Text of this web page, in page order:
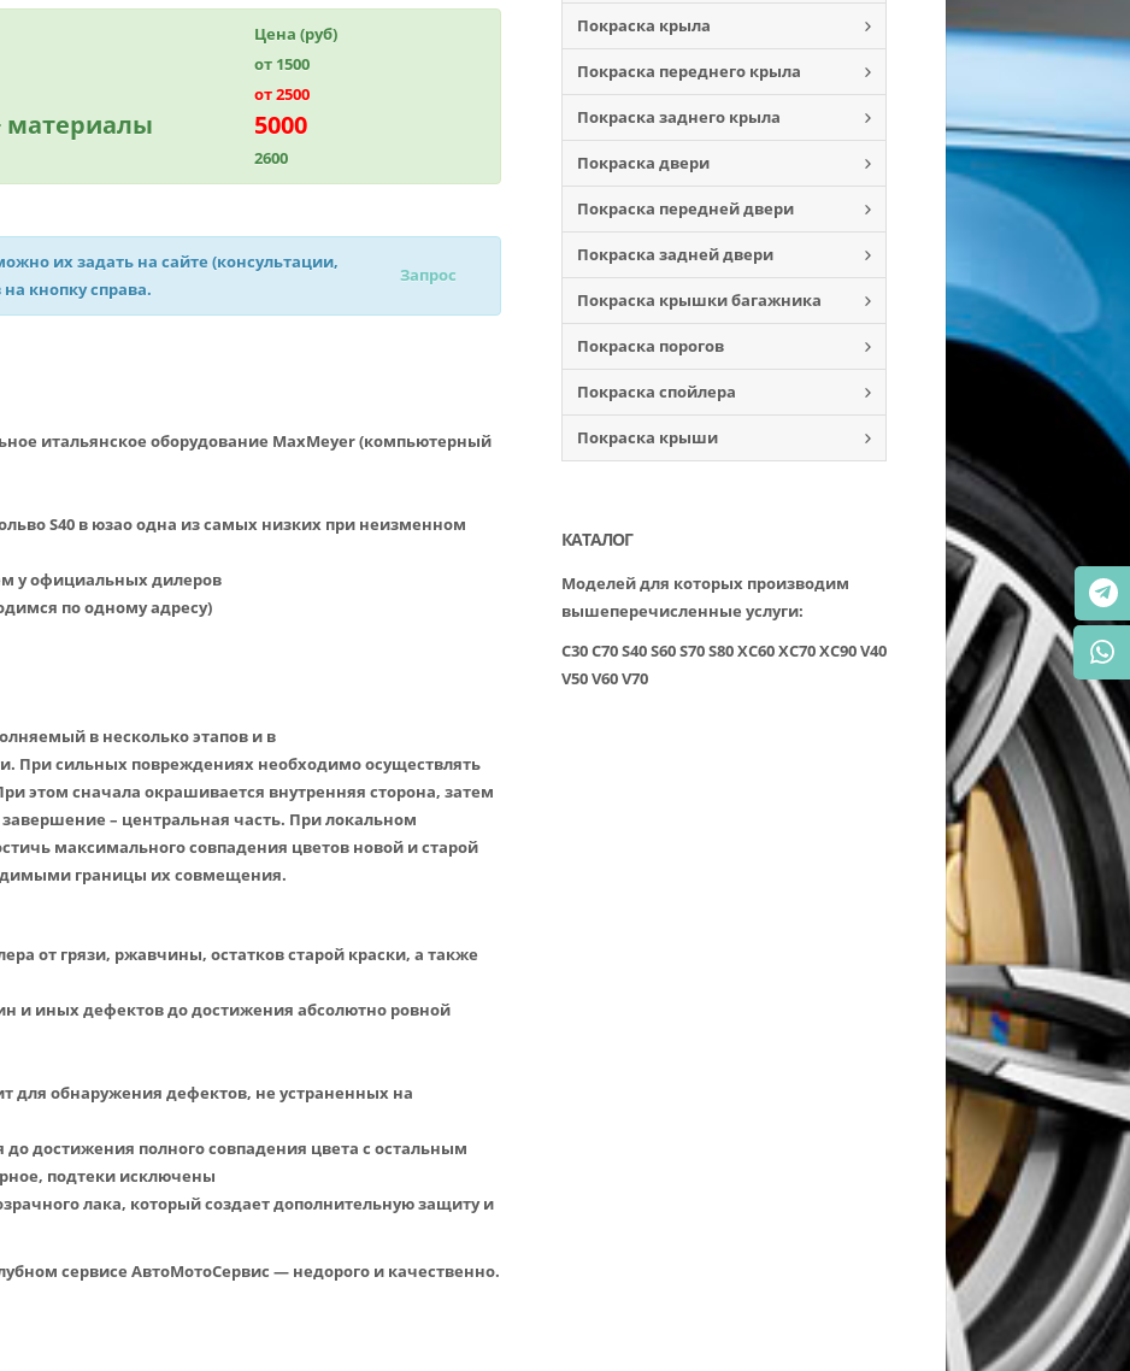
Цена (руб)
от 1500
от 2500
материалы 5000
2600
их задать на сайте (консультации,
кнопку справа.
Запрос
итальянское оборудование MaxMeyer (компьютерный
S40 в юзао одна из самых низких при неизменном
у официальных дилеров
по одному адресу)
в несколько этапов и в
При сильных повреждениях необходимо осуществлять
этом сначала окрашивается внутренняя сторона, затем
– центральная часть. При локальном
максимального совпадения цветов новой и старой
границы их совмещения.
от грязи, ржавчины, остатков старой краски, а также
и иных дефектов до достижения абсолютно ровной
для обнаружения дефектов, не устраненных на
достижения полного совпадения цвета с остальным
подтеки исключены
лака, который создает дополнительную защиту и
сервисе АвтоМотоСервис — недорого и качественно.
Покраска крыла
Покраска переднего крыла
Покраска заднего крыла
Покраска двери
Покраска передней двери
Покраска задней двери
Покраска крышки багажника
Покраска порогов
Покраска спойлера
Покраска крыши
КАТАЛОГ
Моделей для которых производим
вышеперечисленные услуги:
C30C70S40S60S70S80XC60XC70XC90V40
V50V60V70